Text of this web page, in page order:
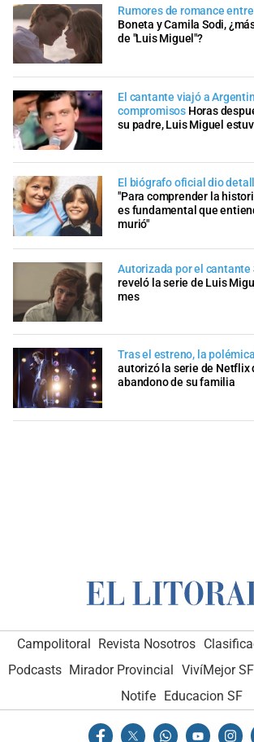
Rumores de romance
Boneta y Camila Sodi,
de "Luis Miguel"?
El cantante viajó a
compromisos Horas
su padre, Luis Miguel
El biógrafo oficial dio
"Para comprender la
es fundamental que
murió"
Autorizada por el cantante
reveló la serie de Luis
mes
Tras el estreno, la polémica
autorizó la serie de Netflix
abandono de su familia
Campolitoral Revista Nosotros
Podcasts Mirador Provincial VivíMejor SF
Notife
Educacion SF